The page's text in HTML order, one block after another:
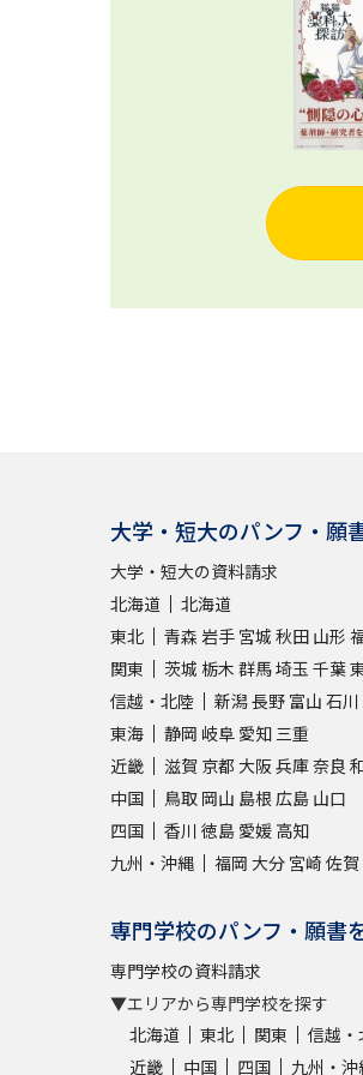
大学・短大のパンフ・願
大学・短大の資料請求
北海道
北海道
東北
青森 岩手 宮城 秋田 山形
関東
茨城 栃木 群馬埼玉 千葉
信越・北陸
新潟長野 富山 石川
東海
静岡 岐阜 愛知 三重
近畿
滋賀 京都 大阪兵庫奈良
中国
鳥取 岡山 島根 広島 山口
四国
香川 徳島 愛媛 高知
九州・沖縄
福岡 大分 宮崎 佐賀
専門学校のパンフ・願書
専門学校の資料請求
▼エリアから専門学校を探す
北海道
東北 関東 信越・
近畿
中国 四国 九州・沖